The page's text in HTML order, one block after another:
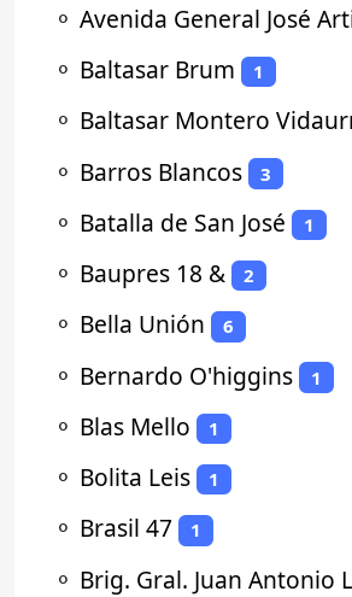
⚬ Avenida General José
⚬ Baltasar Brum 1
⚬ Baltasar Montero
⚬ Barros Blancos 3
⚬ Batalla de San José 1
⚬ Baupres 18 & 2
⚬ Bella Unión 6
⚬ Bernardo O'higgins 1
⚬ Blas Mello 1
⚬ Bolita Leis 1
⚬ Brasil 47 1
⚬ Brig. Gral. Juan Antonio